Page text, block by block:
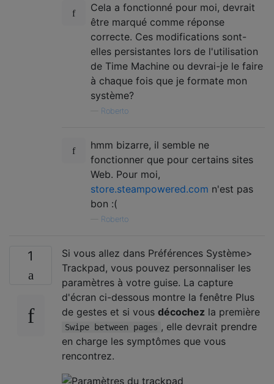
Cela a fonctionné pour moi, devrait
être marqué comme réponse
correcte. Ces modifications sont-
elles persistantes lors de l'utilisation
de Time Machine ou devrai-je le faire
à chaque fois que je formate mon
système?
Roberto
hmm bizarre, il semble ne
fonctionner que pour certains sites
Web. Pour moi,
store.steampowered.com n'est pas
bon :(
Roberto
1
Si vous allez dans Préférences Système>
Trackpad, vous pouvez personnaliser les
paramètres à votre guise. La capture
d'écran ci-dessous montre la fenêtre Plus
de gestes et si vous décochez la première
Swipe between pages , elle devrait prendre
en charge les symptômes que vous
rencontrez.